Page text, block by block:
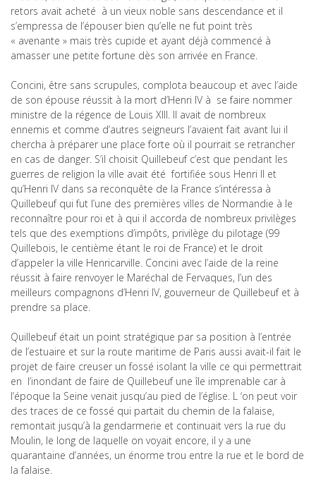
retors avait acheté à un vieux noble sans descendance et il
s’empressa de l’épouser bien qu’elle ne fut point très
« avenante » mais très cupide et ayant déjà commencé à
amasser une petite fortune dès son arrivée en France.
Concini, être sans scrupules, complota beaucoup et avec l’aide
de son épouse réussit à la mort d’Henri IV à se faire nommer
ministre de la régence de Louis XIII. Il avait de nombreux
ennemis et comme d’autres seigneurs l’avaient fait avant lui il
chercha à préparer une place forte où il pourrait se retrancher
en cas de danger. S’il choisit Quillebeuf c’est que pendant les
guerres de religion la ville avait été fortifiée sous Henri II et
qu’Henri IV dans sa reconquête de la France s’intéressa à
Quillebeuf qui fut l’une des premières villes de Normandie à le
reconnaître pour roi et à qui il accorda de nombreux privilèges
tels que des exemptions d’impôts, privilège du pilotage (99
Quillebois, le centième étant le roi de France) et le droit
d’appeler la ville Henricarville. Concini avec l’aide de la reine
réussit à faire renvoyer le Maréchal de Fervaques, l’un des
meilleurs compagnons d’Henri IV, gouverneur de Quillebeuf et à
prendre sa place.
Quillebeuf était un point stratégique par sa position à l’entrée
de l’estuaire et sur la route maritime de Paris aussi avait-il fait le
projet de faire creuser un fossé isolant la ville ce qui permettrait
en l’inondant de faire de Quillebeuf une île imprenable car à
l’époque la Seine venait jusqu’au pied de l’église. L ‘on peut voir
des traces de ce fossé qui partait du chemin de la falaise,
remontait jusqu’à la gendarmerie et continuait vers la rue du
Moulin, le long de laquelle on voyait encore, il y a une
quarantaine d’années, un énorme trou entre la rue et le bord de
la falaise.